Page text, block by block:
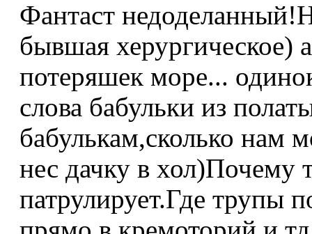
Фантаст
бывшая херургическое)
потеряшек море...
слова бабульки из
бабулькам,сколько нам
нес дачку в хол)Почему
патрулирует.Где трупы